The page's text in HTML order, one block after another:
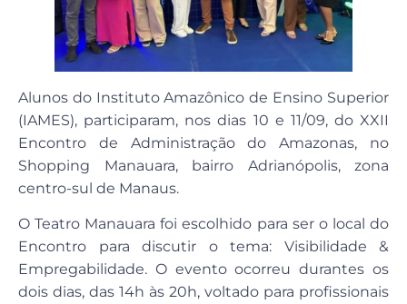
Alunos do Instituto Amazônico de Ensino Superior
(IAMES), participaram, nos dias 10 e 11/09, do XXII
Encontro de Administração do Amazonas, no
Shopping Manauara, bairro Adrianópolis, zona
centro-sul de Manaus.
O Teatro Manauara foi escolhido para ser o local do
Encontro para discutir o tema: Visibilidade &
Empregabilidade. O evento ocorreu durantes os
dois dias, das 14h às 20h, voltado para profissionais